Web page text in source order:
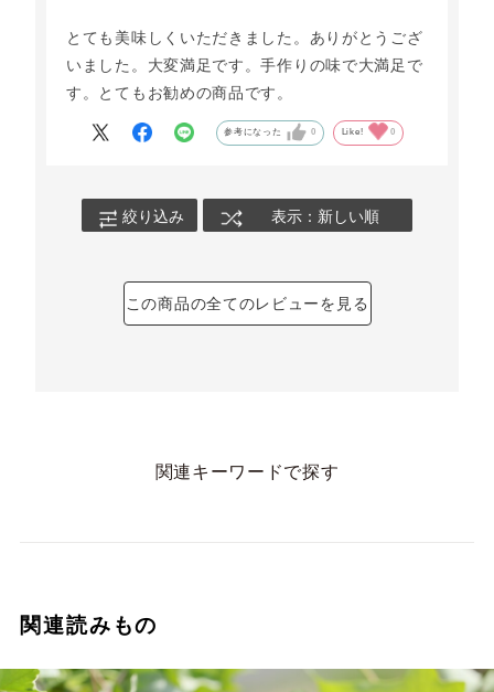
とても美味しくいただきました。ありがとうござ
いました。大変満足です。手作りの味で大満足で
す。とてもお勧めの商品です。
参考になった 0 Like! 0
絞り込み 表示：新しい順
この商品の全てのレビューを見る
関連キーワードで探す
関連読みもの